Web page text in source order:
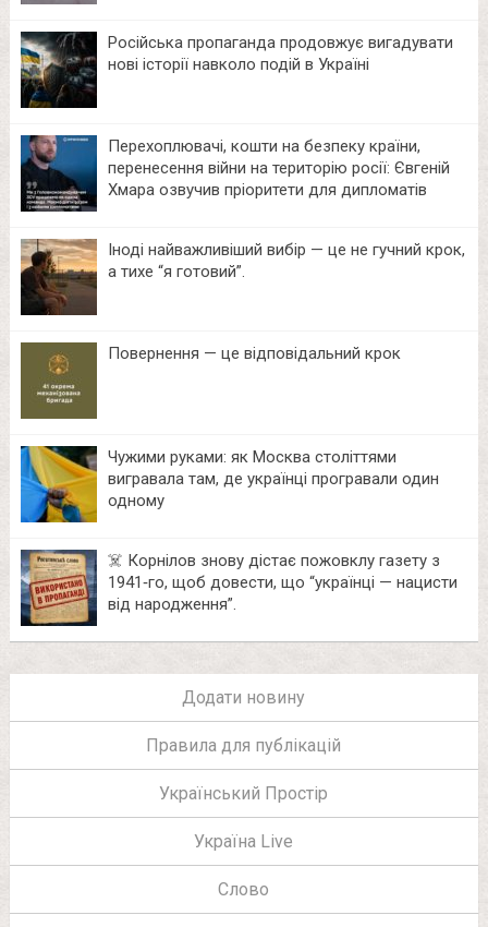
Російська пропаганда продовжує вигадувати
нові історії навколо подій в Україні
Перехоплювачі, кошти на безпеку країни,
перенесення війни на територію росії: Євгеній
Хмара озвучив пріоритети для дипломатів
Іноді найважливіший вибір — це не гучний крок,
а тихе “я готовий”.
Повернення — це відповідальний крок
Чужими руками: як Москва століттями
вигравала там, де українці програвали один
одному
☠️ Корнілов знову дістає пожовклу газету з
1941‑го, щоб довести, що “українці — нацисти
від народження”.
Додати новину
Правила для публікацій
Український Простір
Україна Live
Слово